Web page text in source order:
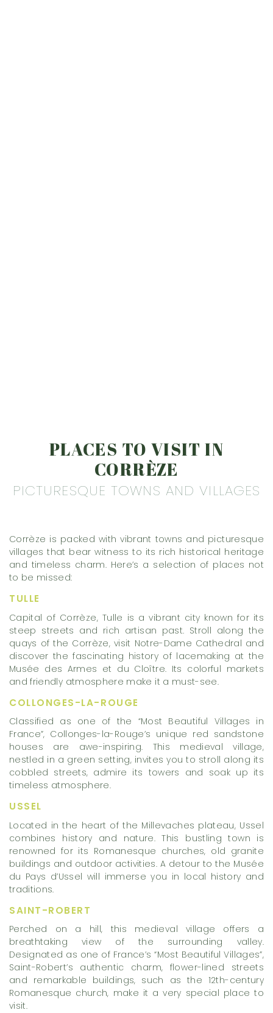
PLACES TO VISIT IN
CORRÈZE
PICTURESQUE TOWNS AND VILLAGES
Corrèze is packed with vibrant towns and picturesque
villages that bear witness to its rich historical heritage
and timeless charm. Here’s a selection of places not
to be missed:
TULLE
Capital of Corrèze, Tulle is a vibrant city known for its
steep streets and rich artisan past. Stroll along the
quays of the Corrèze, visit Notre-Dame Cathedral and
discover the fascinating history of lacemaking at the
Musée des Armes et du Cloître. Its colorful markets
and friendly atmosphere make it a must-see.
COLLONGES-LA-ROUGE
Classified as one of the “Most Beautiful Villages in
France”, Collonges-la-Rouge’s unique red sandstone
houses are awe-inspiring. This medieval village,
nestled in a green setting, invites you to stroll along its
cobbled streets, admire its towers and soak up its
timeless atmosphere.
USSEL
Located in the heart of the Millevaches plateau, Ussel
combines history and nature. This bustling town is
renowned for its Romanesque churches, old granite
buildings and outdoor activities. A detour to the Musée
du Pays d’Ussel will immerse you in local history and
traditions.
SAINT-ROBERT
Perched on a hill, this medieval village offers a
breathtaking view of the surrounding valley.
Designated as one of France’s “Most Beautiful Villages”,
Saint-Robert’s authentic charm, flower-lined streets
and remarkable buildings, such as the 12th-century
Romanesque church, make it a very special place to
visit.